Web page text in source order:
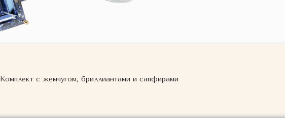
Комплект с жемчугом, бриллиантами и сапфирами